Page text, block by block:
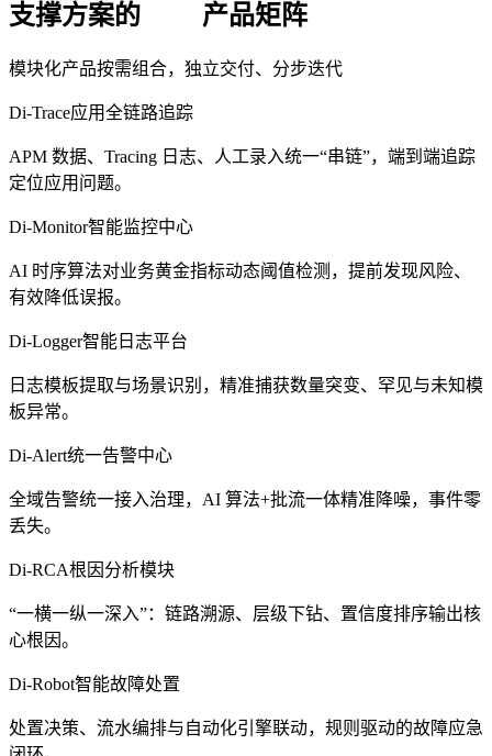
支撑方案的 产品矩阵
模块化产品按需组合，独立交付、分步迭代
Di-Trace应用全链路追踪
APM 数据、Tracing 日志、人工录入统一“串链”，端到端追踪
定位应用问题。
Di-Monitor智能监控中心
AI 时序算法对业务黄金指标动态阈值检测，提前发现风险、
有效降低误报。
Di-Logger智能日志平台
日志模板提取与场景识别，精准捕获数量突变、罕见与未知模
板异常。
Di-Alert统一告警中心
全域告警统一接入治理，AI 算法+批流一体精准降噪，事件零
丢失。
Di-RCA根因分析模块
“一横一纵一深入”：链路溯源、层级下钻、置信度排序输出核
心根因。
Di-Robot智能故障处置
处置决策、流水编排与自动化引擎联动，规则驱动的故障应急